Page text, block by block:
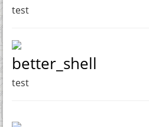
test
better_shell
test